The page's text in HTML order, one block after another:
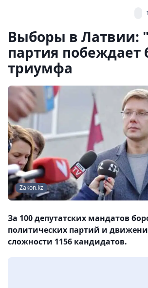
Выборы в Латвии:
партия побеждает
триумфа
Zakon.kz
За 100 депутатских мандатов
политических партий и
сложности 1156 кандидатов.